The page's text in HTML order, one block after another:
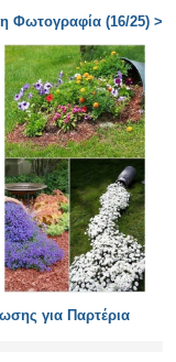
Φωτογραφία (16/25) >
για Παρτέρια